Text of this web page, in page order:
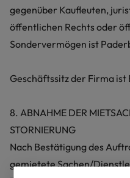
gegenüber Kaufleuten,
öffentlichen Rechts oder
Sondervermögen ist
Geschäftssitz der Firma ist
8. ABNAHME DER
STORNIERUNG
Nach Bestätigung des
gemietete Sachen/